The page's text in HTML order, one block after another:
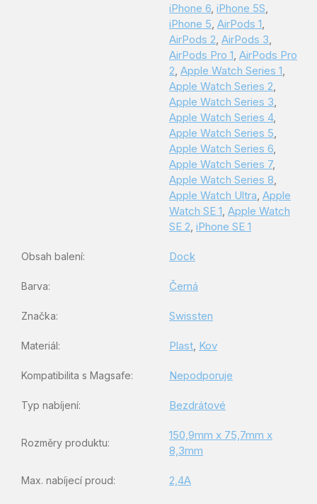
iPhone 6 iPhone 5S
iPhone 5 AirPods 1
AirPods 2 AirPods 3
AirPods Pro 1 AirPods Pro
2 Apple Watch Series 1
Apple Watch Series 2
Apple Watch Series 3
Apple Watch Series 4,
Apple Watch Series 5
Apple Watch Series 6
Apple Watch Series 7,
Apple Watch Series 8
Apple Watch Ultra Apple
Watch SE 1 Apple Watch
SE 2 iPhone SE 1
Obsah balení: Dock
Barva: Černá
Značka: Swissten
Materiál: Plast Kov
Kompatibilita s Magsafe: Nepodporuje
Typ nabíjení: Bezdrátové
Rozměry produktu:
150,9mm x 75,7mm x
8,3mm
Max. nabíjecí proud: 2,4A